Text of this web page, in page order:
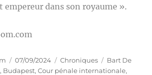
empereur dans son royaume ».
Publié
le
07/09/2024 Catégories
Chroniques Étiquettes
Bart De
, Budapest,Cour pénale internationale,